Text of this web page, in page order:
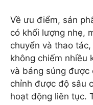
Về ưu điểm, sản
có khối lượng nhẹ,
chuyển và thao
không chiếm nhiều
và báng súng được
chỉnh được độ sâu
hoạt động liên tục.